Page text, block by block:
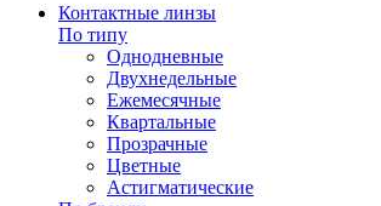
Контактные линзы
По типу
Однодневные
Двухнедельные
Ежемесячные
Квартальные
Прозрачные
Цветные
Астигматические